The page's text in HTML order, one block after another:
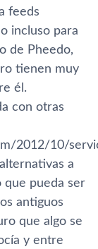
feeds
incluso para
de Pheedo,
tienen muy
él.
con otras
2012/10/
a
que pueda ser
antiguos
que algo se
y entre